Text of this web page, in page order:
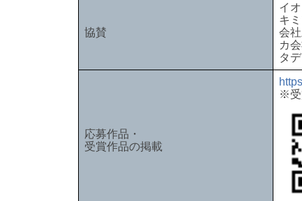
協賛
イ
キ
会
カ
タ
応募作品・
受賞作品の掲載
※受